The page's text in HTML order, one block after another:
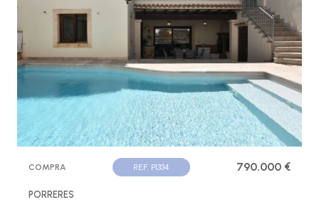
COMPRA REF. P1334 790.000 €
PORRERES